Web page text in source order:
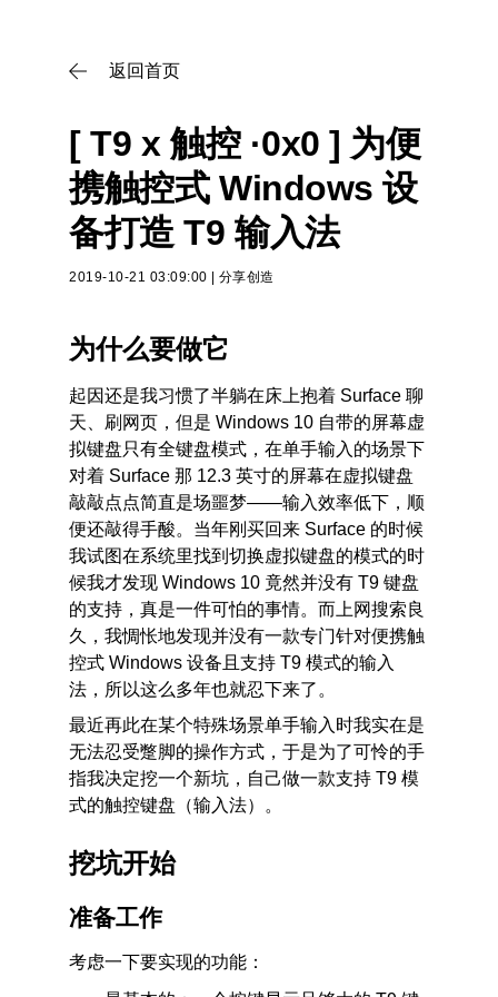
 返回首页
[ T9 x 触控 ·0x0 ] 为便
携触控式 Windows 设
备打造 T9 输入法
2019-10-21 03:09:00 分享创造
为什么要做它
起因还是我习惯了半躺在床上抱着 Surface 聊
天、刷网页，但是 Windows 10 自带的屏幕虚
拟键盘只有全键盘模式，在单手输入的场景下
对着 Surface 那 12.3 英寸的屏幕在虚拟键盘
敲敲点点简直是场噩梦——输入效率低下，顺
便还敲得手酸。当年刚买回来 Surface 的时候
我试图在系统里找到切换虚拟键盘的模式的时
候我才发现 Windows 10 竟然并没有 T9 键盘
的支持，真是一件可怕的事情。而上网搜索良
久，我惆怅地发现并没有一款专门针对便携触
控式 Windows 设备且支持 T9 模式的输入
法，所以这么多年也就忍下来了。
最近再此在某个特殊场景单手输入时我实在是
无法忍受蹩脚的操作方式，于是为了可怜的手
指我决定挖一个新坑，自己做一款支持 T9 模
式的触控键盘（输入法）。
挖坑开始
准备工作
考虑一下要实现的功能：